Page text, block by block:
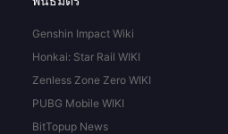
Genshin Impact Wiki
Honkai: Star Rail WIKI
Zenless Zone Zero WIKI
PUBG Mobile WIKI
BitTopup News